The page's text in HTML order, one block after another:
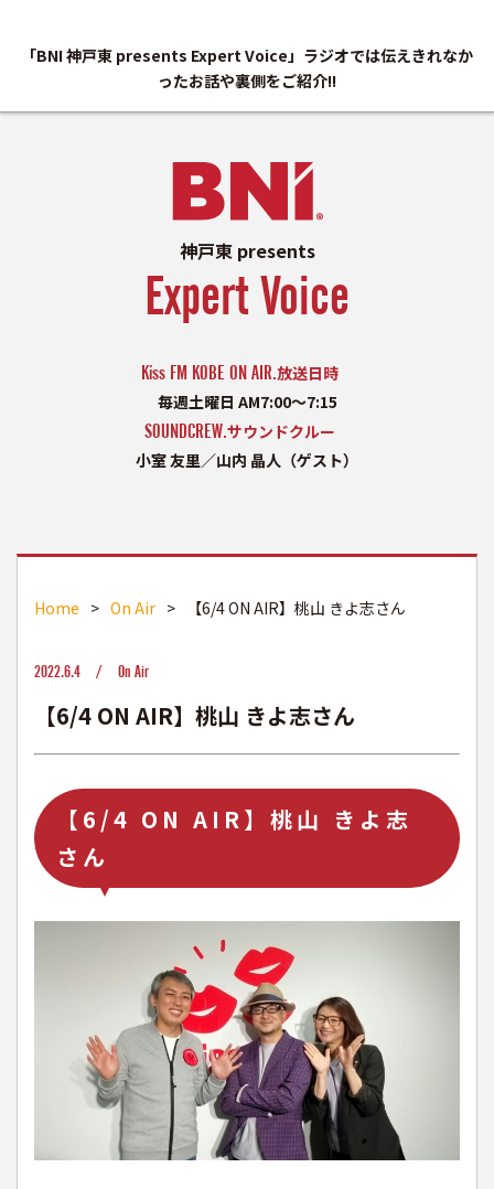
「BNI 神戸東 presents Expert Voice」ラジオでは伝えきれなか
ったお話や裏側をご紹介!!
神戸東 presents
Expert Voice
Kiss FM KOBE ON AIR.放送日時
毎週土曜日 AM7:00〜7:15
SOUNDCREW.サウンドクルー
小室 友里／山内 晶人（ゲスト）
Home > On Air > 【6/4 ON AIR】桃山 きよ志さん
2022.6.4 / On Air
【6/4 ON AIR】桃山 きよ志さん
【6/4 ON AIR】桃山 きよ志
さん